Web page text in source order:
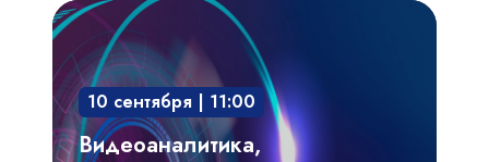
Видеоаналитика,
автоматизированный
видеоконтроль
технологических
процессов,
10 сентября | 11:00
Видеоаналитика,